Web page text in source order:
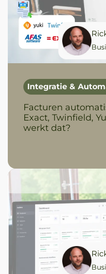
Integratie &
Facturen
Exact, Twinfield,
werkt dat?